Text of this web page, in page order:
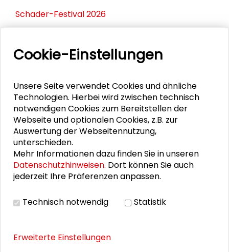
Schader-Festival 2026
PERSONEN IM KONTEXT
Dominik Gager
Michael Kolmer
BILDERGALERIE
Impressionen
Cookie-Einstellungen
Unsere Seite verwendet Cookies und ähnliche
Technologien. Hierbei wird zwischen technisch
notwendigen Cookies zum Bereitstellen der
Webseite und optionalen Cookies, z.B. zur
Auswertung der Webseitennutzung,
unterschieden.
Mehr Informationen dazu finden Sie in unseren
Datenschutzhinweisen. Dort können Sie auch
jederzeit Ihre Präferenzen anpassen.
Technisch notwendig Statistik
Erweiterte Einstellungen